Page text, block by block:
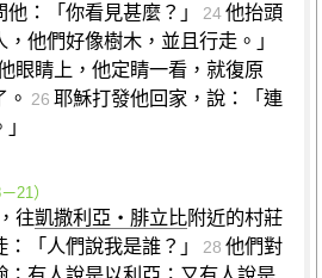
：「你看見甚麼？」
24他抬頭
他們好像樹木，並且行走。」
眼睛上，他定睛一看，就復原
26 耶穌打發他回家，說：「連
21）
往凱撒利亞‧腓立比附近的村莊
「人們說我是誰？」
28 他們對